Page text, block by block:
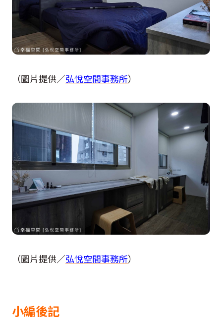
（圖片提供／弘悅空間事務所）
（圖片提供／弘悅空間事務所）
小編後記